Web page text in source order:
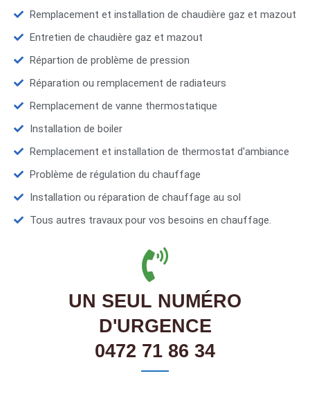
Remplacement et installation de chaudière gaz et mazout
Entretien de chaudière gaz et mazout
Répartion de problème de pression
Réparation ou remplacement de radiateurs
Remplacement de vanne thermostatique
Installation de boiler
Remplacement et installation de thermostat d'ambiance
Problème de régulation du chauffage
Installation ou réparation de chauffage au sol
Tous autres travaux pour vos besoins en chauffage.
UN SEUL NUMÉRO
D'URGENCE
0472 71 86 34